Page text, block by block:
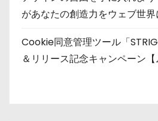
があなたの創造力をウェブ世
Cookie同意管理ツール「
＆リリース記念キャンペーン【